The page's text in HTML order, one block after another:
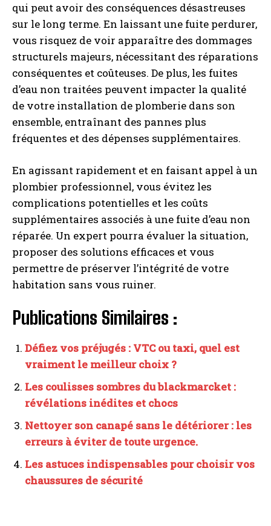
qui peut avoir des conséquences désastreuses
sur le long terme. En laissant une fuite perdurer,
vous risquez de voir apparaître des dommages
structurels majeurs, nécessitant des réparations
conséquentes et coûteuses. De plus, les fuites
d’eau non traitées peuvent impacter la qualité
de votre installation de plomberie dans son
ensemble, entraînant des pannes plus
fréquentes et des dépenses supplémentaires.
En agissant rapidement et en faisant appel à un
plombier professionnel, vous évitez les
complications potentielles et les coûts
supplémentaires associés à une fuite d’eau non
réparée. Un expert pourra évaluer la situation,
proposer des solutions efficaces et vous
permettre de préserver l’intégrité de votre
habitation sans vous ruiner.
Publications Similaires :
Défiez vos préjugés : VTC ou taxi, quel est
vraiment le meilleur choix ?
Les coulisses sombres du blackmarcket :
révélations inédites et chocs
Nettoyer son canapé sans le détériorer : les
erreurs à éviter de toute urgence.
Les astuces indispensables pour choisir vos
chaussures de sécurité